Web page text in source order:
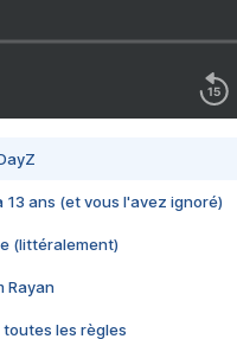
13 ans (et vous l'avez ignoré)
(littéralement)
Rayan
toutes les règles